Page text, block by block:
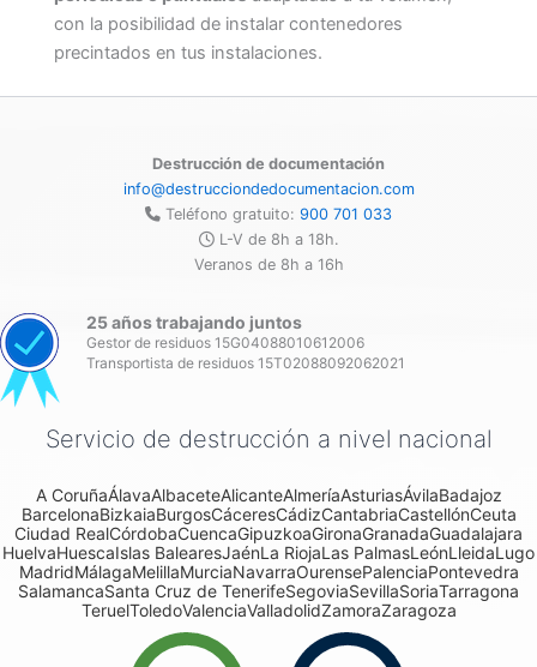
con la posibilidad de instalar contenedores
precintados en tus instalaciones.
Destrucción de documentación
info@destrucciondedocumentacion.com
Teléfono gratuito: 900 701 033
L-V de 8h a 18h.
Veranos de 8h a 16h
25 años trabajando juntos
Gestor de residuos 15G04088010612006
Transportista de residuos 15T02088092062021
Servicio de destrucción a nivel nacional
A CoruñaÁlavaAlbaceteAlicanteAlmeríaAsturiasÁvilaBadajoz
BarcelonaBizkaiaBurgosCáceresCádizCantabriaCastellónCeuta
Ciudad RealCórdobaCuencaGipuzkoaGironaGranadaGuadalajara
HuelvaHuescaIslas BalearesJaénLa RiojaLas PalmasLeónLleidaLugo
MadridMálagaMelillaMurciaNavarraOurensePalenciaPontevedra
SalamancaSanta Cruz de TenerifeSegoviaSevillaSoriaTarragona
TeruelToledoValenciaValladolidZamoraZaragoza